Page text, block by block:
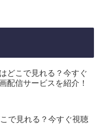
どこで見れる？今すぐ
配信サービスを紹介！
で見れる？今すぐ視聴